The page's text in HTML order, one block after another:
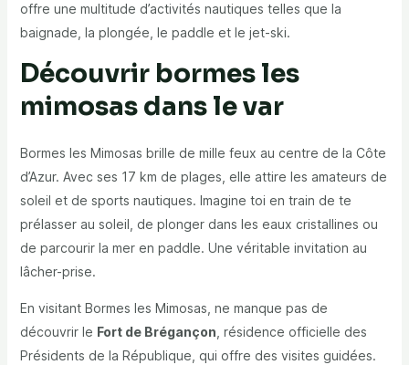
offre une multitude d’activités nautiques telles que la
baignade, la plongée, le paddle et le jet-ski.
Découvrir bormes les
mimosas dans le var
Bormes les Mimosas brille de mille feux au centre de la Côte
d’Azur. Avec ses 17 km de plages, elle attire les amateurs de
soleil et de sports nautiques. Imagine toi en train de te
prélasser au soleil, de plonger dans les eaux cristallines ou
de parcourir la mer en paddle. Une véritable invitation au
lâcher-prise.
En visitant Bormes les Mimosas, ne manque pas de
découvrir le Fort de Brégançon , résidence officielle des
Présidents de la République, qui offre des visites guidées.